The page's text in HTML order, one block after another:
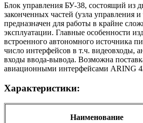
Блок управления БУ-38, состоящий из
законченных частей (узла управления
предназначен для работы в крайне
эксплуатации. Главные особенности
встроенного автономного источника
число интерфейсов в т.ч. видеовходы,
входы ввода-вывода. Возможна
авиационными интерфейсами ARING
Характеристики:
Наименование